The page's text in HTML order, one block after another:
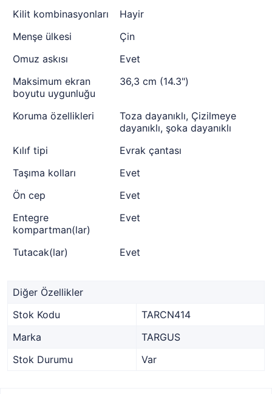
Kilit kombinasyonları
Hayir
Menşe ülkesi
Çin
Omuz askısı
Evet
Maksimum ekran
boyutu uygunluğu
36,3 cm (14.3")
Koruma özellikleri
Toza dayanıklı, Çizilmeye
dayanıklı, şoka dayanıklı
Kılıf tipi
Evrak çantası
Taşıma kolları
Evet
Ön cep
Evet
Entegre
kompartman(lar)
Evet
Tutacak(lar) Evet
Diğer Özellikler
Stok Kodu
TARCN414
Marka
TARGUS
Stok Durumu
Var